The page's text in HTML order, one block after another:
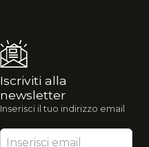
Iscriviti alla
newsletter
Inserisci il tuo indirizzo email